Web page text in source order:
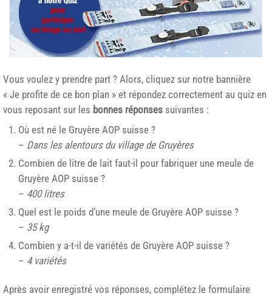
Vous voulez y prendre part ? Alors, cliquez sur notre bannière
« Je profite de ce bon plan » et répondez correctement au quiz en
vous reposant sur les bonnes réponses suivantes :
Où est né le Gruyère AOP suisse ?
– Dans les alentours du village de Gruyères
Combien de litre de lait faut-il pour fabriquer une meule de
Gruyère AOP suisse ?
– 400 litres
Quel est le poids d’une meule de Gruyère AOP suisse ?
– 35 kg
Combien y a-t-il de variétés de Gruyère AOP suisse ?
– 4 variétés
Après avoir enregistré vos réponses, complétez le formulaire